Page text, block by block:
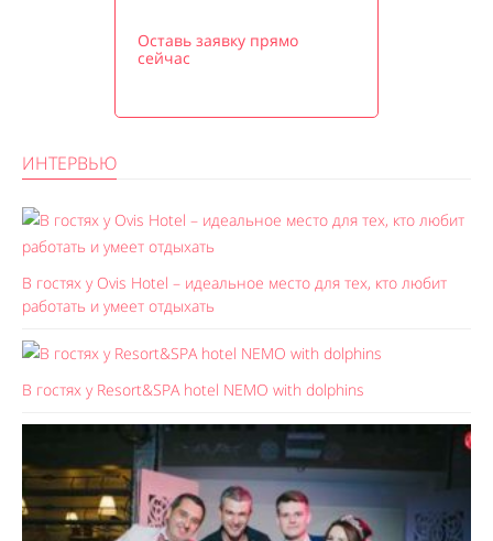
Оставь заявку прямо
сейчас
ИНТЕРВЬЮ
В гостях у Ovis Hotel – идеальное место для тех, кто любит
работать и умеет отдыхать
В гостях у Resort&SPA hotel NEMO with dolphins